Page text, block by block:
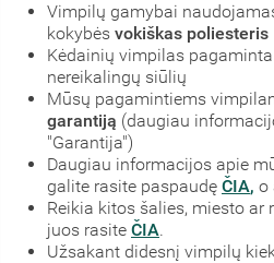
Vimpilų gamybai
kokybės vokiškas poliesteris
Kėdainių vimpilas
nereikalingų siūlių
Mūsų pagamintiems
garantiją (daugiau
"Garantija")
Daugiau informacijos apie
galite rasite paspaudę ČIA, o
Reikia kitos šalies, miesto ar
juos rasite ČIA.
Užsakant didesnį vimpilų